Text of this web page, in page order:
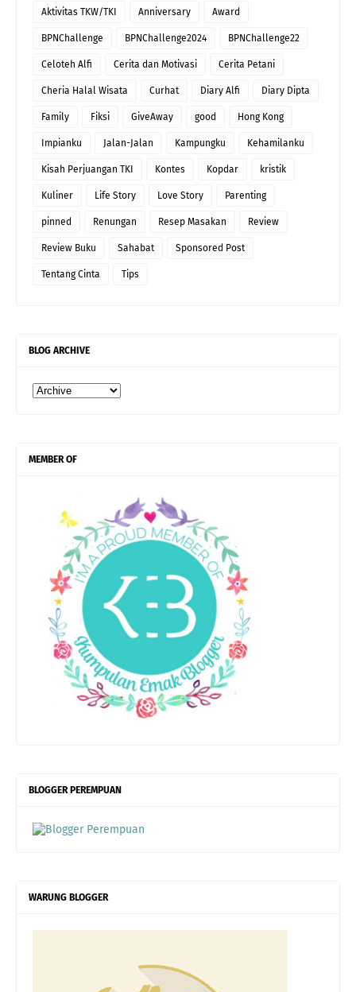
Aktivitas TKW/TKI Anniversary Award
BPNChallenge BPNChallenge2024 BPNChallenge22
Celoteh Alfi Cerita dan Motivasi Cerita Petani
Cheria Halal Wisata Curhat Diary Alfi Diary Dipta
Family Fiksi GiveAway good Hong Kong
Impianku Jalan-Jalan Kampungku Kehamilanku
Kisah Perjuangan TKI Kontes Kopdar kristik
Kuliner Life Story Love Story Parenting
pinned Renungan Resep Masakan Review
Review Buku Sahabat Sponsored Post
Tentang Cinta Tips
BLOG ARCHIVE
MEMBER OF
BLOGGER PEREMPUAN
WARUNG BLOGGER